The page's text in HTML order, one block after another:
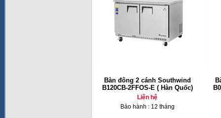
Bàn đông 2 cánh Southwind
B120CB-2FFOS-E ( Hàn Quốc)
Liên hệ
Bảo hành : 12 tháng